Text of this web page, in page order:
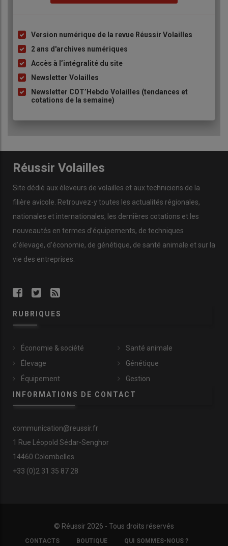
Liste
à
puce
Version numérique de la revue Réussir Volailles
2 ans d'archives numériques
Accès à l’intégralité du site
Newsletter Volailles
Newsletter COT’Hebdo Volailles (tendances et
cotations de la semaine)
Réussir Volailles
Site dédié aux éleveurs de volailles et aux techniciens de la
filière avicole. Retrouvez-y toutes les actualités régionales,
nationales et internationales, les dernières cotations et les
nouveautés en termes d’équipements, de techniques
d’élevage, d’économie, de génétique, de santé animale et sur la
vie des entreprises.
RUBRIQUES
Économie & société
Élevage
Équipement
Santé animale
Génétique
Gestion
INFORMATIONS DE CONTACT
communication@reussir.fr
1 Rue Léopold Sédar-Senghor
14460 Colombelles
+33 (0)2 31 35 87 28
© Réussir 2026 - Tous droits réservés
FOOTER
COPYRIGHT
CONTACTS BOUTIQUE QUI SOMMES-NOUS ?